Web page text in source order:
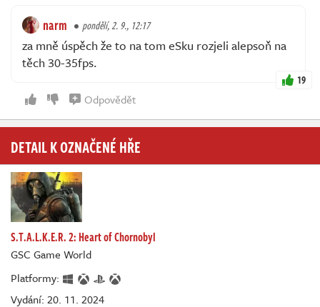
narm pondělí, 2. 9., 12:17
za mně úspěch že to na tom eSku rozjeli alepsoň na
těch 30-35fps.
19
Odpovědět
DETAIL K OZNAČENÉ HŘE
S.T.A.L.K.E.R. 2: Heart of Chornobyl
GSC Game World
Platformy:
Vydání: 20. 11. 2024